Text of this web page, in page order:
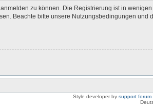
zu können. Die Registrierung ist in
Beachte bitte unsere Nutzungsbedingungen
Style developer by support forum